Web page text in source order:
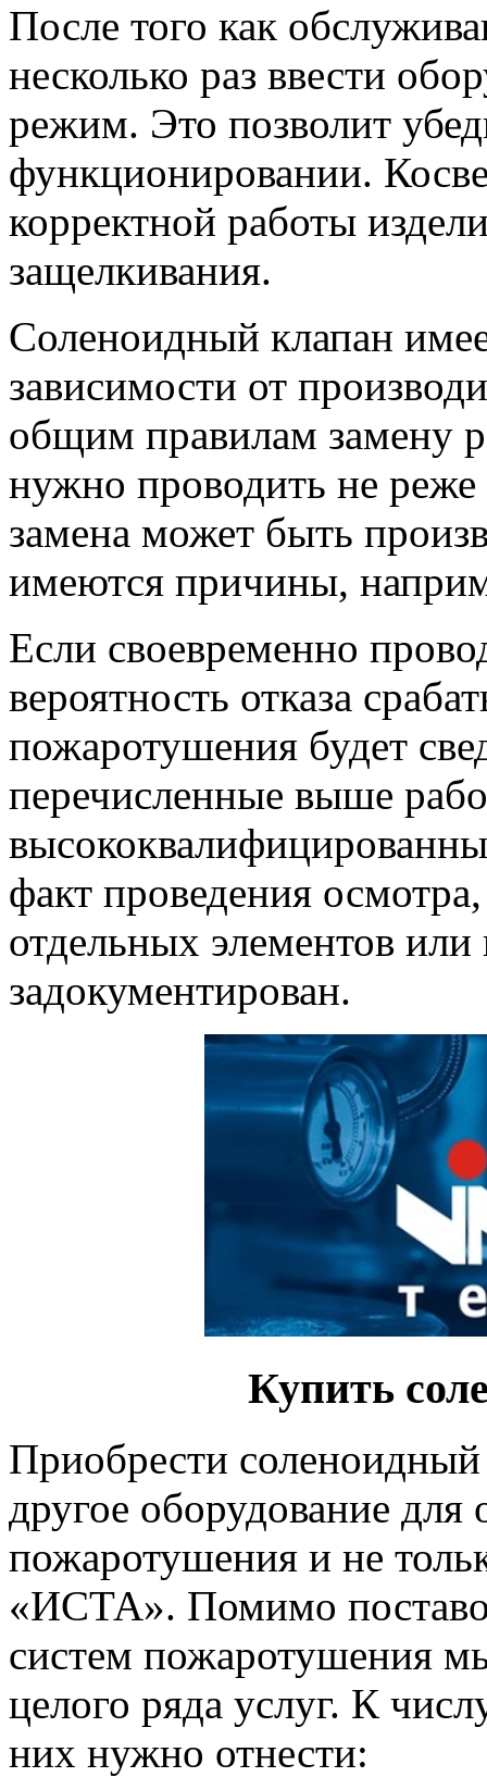
После того как
несколько раз ввести
режим. Это позволит
функционировании.
корректной работы
защелкивания.
Соленоидный клапан
зависимости от
общим правилам замену
нужно проводить не реже
замена может быть
имеются причины,
Если своевременно
вероятность отказа
пожаротушения будет
перечисленные выше
факт проведения
отдельных элементов
задокументирован.
Купить
Приобрести
другое оборудование для
пожаротушения и не
«ИСТА». Помимо
систем пожаротушения
целого ряда услуг. К
них нужно отнести: